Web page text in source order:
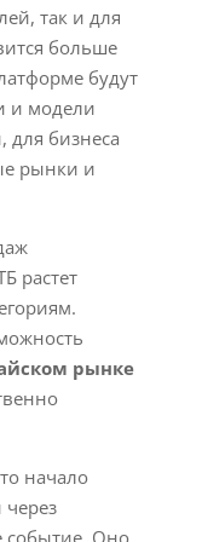
так и для
больше
будут
и модели
для бизнеса
рынки и
растет
рынке
начало
событие. Оно